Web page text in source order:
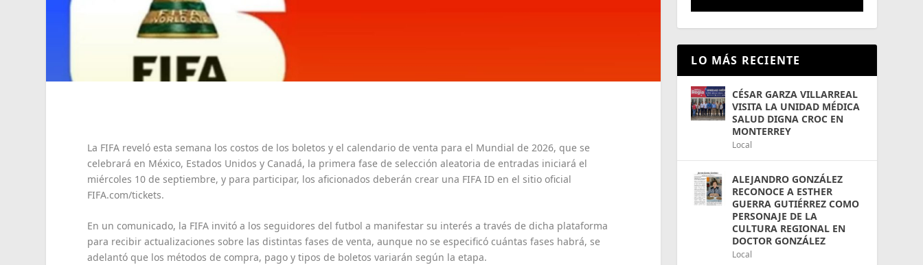
La FIFA reveló esta semana los costos de los boletos y el calendario de venta para el Mundial de 2026, que se
celebrará en México, Estados Unidos y Canadá, la primera fase de selección aleatoria de entradas iniciará el
miércoles 10 de septiembre, y para participar, los aficionados deberán crear una FIFA ID en el sitio oficial
FIFA.com/tickets.
En un comunicado, la FIFA invitó a los seguidores del futbol a manifestar su interés a través de dicha plataforma
para recibir actualizaciones sobre las distintas fases de venta, aunque no se especificó cuántas fases habrá, se
adelantó que los métodos de compra, pago y tipos de boletos variarán según la etapa.
LO MÁS RECIENTE
CÉSAR GARZA VILLARREAL
VISITA LA UNIDAD MÉDICA
SALUD DIGNA CROC EN
MONTERREY
Local
ALEJANDRO GONZÁLEZ
RECONOCE A ESTHER
GUERRA GUTIÉRREZ COMO
PERSONAJE DE LA
CULTURA REGIONAL EN
DOCTOR GONZÁLEZ
Local